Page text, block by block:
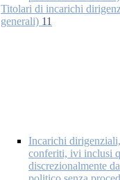
Titolari di incarichi
generali) 11
Incarichi
conferiti, ivi inclusi
discrezionalmente